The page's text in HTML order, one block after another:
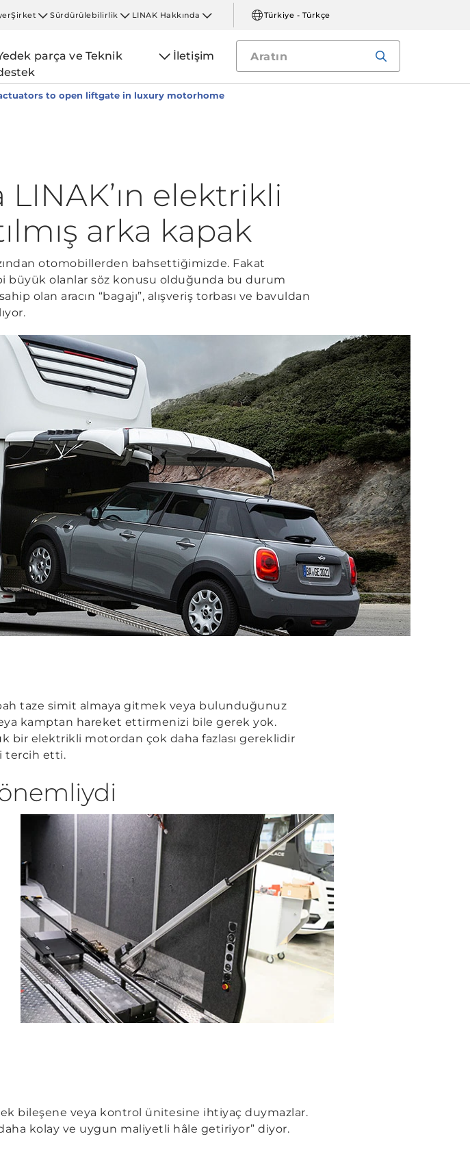
Şirket Sürdürülebilirlik LINAK Hakkında Türkiye - Türkçe
parça ve Teknik
İletişim
to open liftgate in luxury motorhome
elektrikli
arka kapak
otomobillerden bahsettiğimizde. Fakat
büyük olanlar söz konusu olduğunda bu durum
olan aracın “bagajı”, alışveriş torbası ve bavuldan
taze simit almaya gitmek veya bulunduğunuz
kamptan hareket ettirmenizi bile gerek yok.
bir elektrikli motordan çok daha fazlası gereklidir
tercih etti.
bileşene veya kontrol ünitesine ihtiyaç duymazlar.
kolay ve uygun maliyetli hâle getiriyor” diyor.